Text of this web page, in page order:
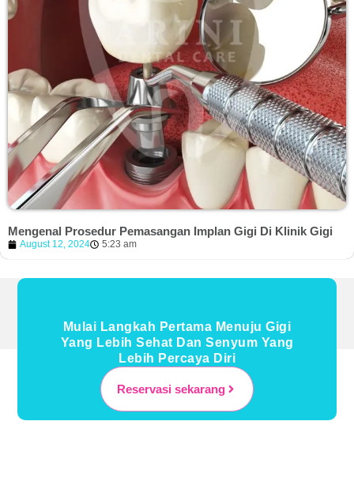
Mengenal Prosedur Pemasangan Implan Gigi Di Klinik Gigi
August 12, 2024 5:23 am
Mulai Langkah Pertama Menuju Gigi
Yang Lebih Sehat Dan Senyum Yang
Lebih Percaya Diri
Reservasi sekarang